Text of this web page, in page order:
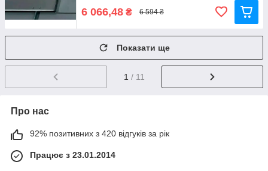
6 066,48 ₴ 6 594 ₴
Показати ще
1 / 11
Про нас
92% позитивних з 420 відгуків за рік
Працює з 23.01.2014